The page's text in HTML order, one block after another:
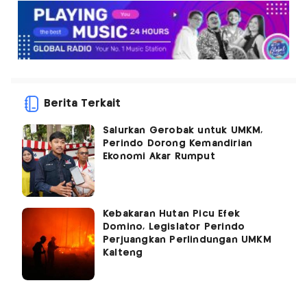
Berita Terkait
Salurkan Gerobak untuk UMKM,
Perindo Dorong Kemandirian
Ekonomi Akar Rumput
Kebakaran Hutan Picu Efek
Domino, Legislator Perindo
Perjuangkan Perlindungan UMKM
Kalteng